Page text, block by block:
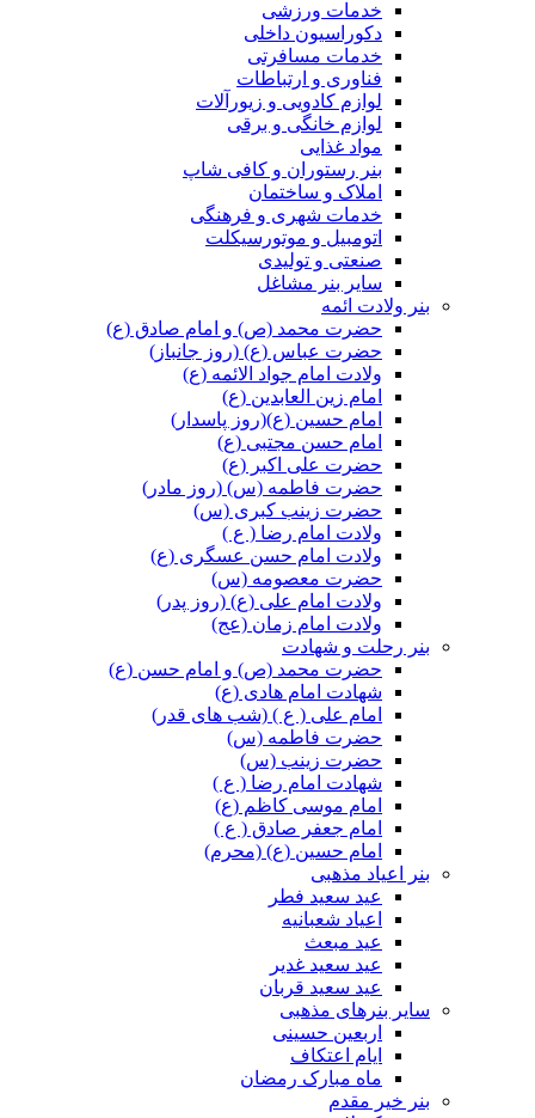
خدمات ورزشی
دکوراسیون داخلی
خدمات مسافرتی
فناوری و ارتباطات
لوازم کادویی و زیورآلات
لوازم خانگی و برقی
مواد غذایی
بنر رستوران و کافی شاپ
املاک و ساختمان
خدمات شهری و فرهنگی
اتومبیل و موتورسیکلت
صنعتی و تولیدی
سایر بنر مشاغل
بنر ولادت ائمه
حضرت محمد (ص) و امام صادق (ع)
حضرت عباس (ع) (روز جانباز)
ولادت امام جواد الائمه (ع)
امام زین العابدین (ع)
امام حسین (ع)(روز پاسدار)
امام حسن مجتبی (ع)
حضرت علی اکبر (ع)
حضرت فاطمه (س) (روز مادر)
حضرت زینب کبری (س)
ولادت امام رضا ( ع )
ولادت امام حسن عسگری (ع)
حضرت معصومه (س)
ولادت امام علی (ع) (روز پدر)
ولادت امام زمان (عج)
بنر رحلت و شهادت
حضرت محمد (ص) و امام حسن (ع)
شهادت امام هادی (ع)
امام علی ( ع ) (شب های قدر)
حضرت فاطمه (س)
حضرت زینب (س)
شهادت امام رضا ( ع )
امام موسی کاظم (ع)
امام جعفر صادق ( ع )
امام حسین (ع) (محرم)
بنر اعیاد مذهبی
عید سعید فطر
اعیاد شعبانیه
عید مبعث
عید سعید غدیر
عید سعید قربان
سایر بنرهای مذهبی
اربعین حسینی
ایام اعتکاف
ماه مبارک رمضان
بنر خیر مقدم